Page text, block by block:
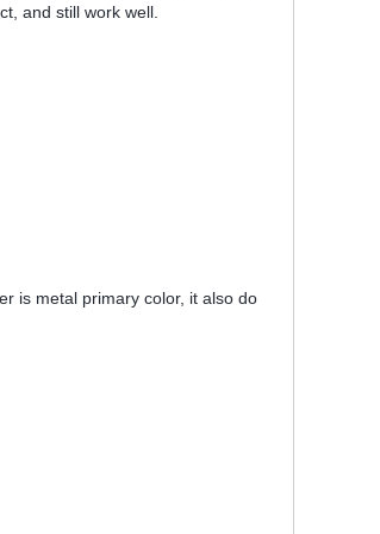
and still work well.
is metal primary color, it also do